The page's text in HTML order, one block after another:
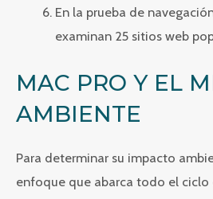
En la prueba de
examinan 25 sitios web
MAC PRO Y EL
AMBIENTE
Para determinar su impacto
enfoque que abarca todo el